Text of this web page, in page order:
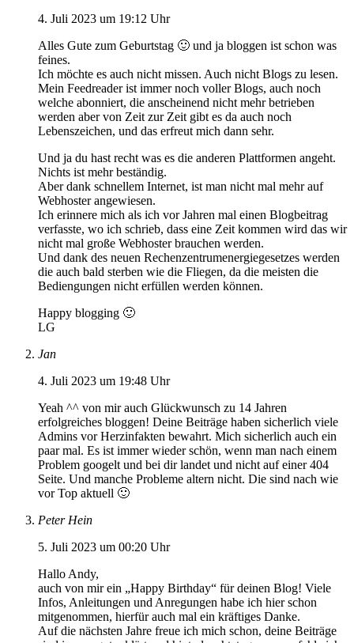
4. Juli 2023 um 19:12 Uhr
Alles Gute zum Geburtstag 🙂 und ja bloggen ist schon was
feines.
Ich möchte es auch nicht missen. Auch nicht Blogs zu lesen.
Mein Feedreader ist immer noch voller Blogs, auch noch
welche abonniert, die anscheinend nicht mehr betrieben
werden aber von Zeit zur Zeit gibt es da auch noch
Lebenszeichen, und das erfreut mich dann sehr.
Und ja du hast recht was es die anderen Plattformen angeht.
Nichts ist mehr beständig.
Aber dank schnellem Internet, ist man nicht mal mehr auf
Webhoster angewiesen.
Ich erinnere mich als ich vor Jahren mal einen Blogbeitrag
verfasste, wo ich schrieb, dass eine Zeit kommen wird das wir
nicht mal große Webhoster brauchen werden.
Und dank des neuen Rechenzentrumenergiegesetzes werden
die auch bald sterben wie die Fliegen, da die meisten die
Bediengungen nicht erfüllen werden können.
Happy blogging 🙂
LG
Jan
4. Juli 2023 um 19:48 Uhr
Yeah ^^ von mir auch Glückwunsch zu 14 Jahren
erfolgreiches bloggen! Deine Beiträge haben sicherlich viele
Admins vor Herzinfakten bewahrt. Mich sicherlich auch ein
paar mal. Es ist immer wieder schön, wenn man nach einem
Problem googelt und bei dir landet und nicht auf einer 404
Seite. Und manche Probleme altern nicht. Die sind nach wie
vor Top aktuell 🙂
Peter Hein
5. Juli 2023 um 00:20 Uhr
Hallo Andy,
auch von mir ein „Happy Birthday“ für deinen Blog! Viele
Infos, Anleitungen und Anregungen habe ich hier schon
mitgenommen, hierfür auch mal ein kräftiges Danke.
Auf die nächsten Jahre freue ich mich schon, deine Beiträge